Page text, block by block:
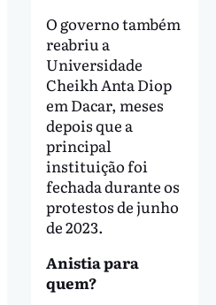
O governo também
reabriu a
Universidade
Cheikh Anta Diop
em Dacar, meses
depois que a
principal
instituição foi
fechada durante os
protestos de junho
de 2023.
Anistia para
quem?